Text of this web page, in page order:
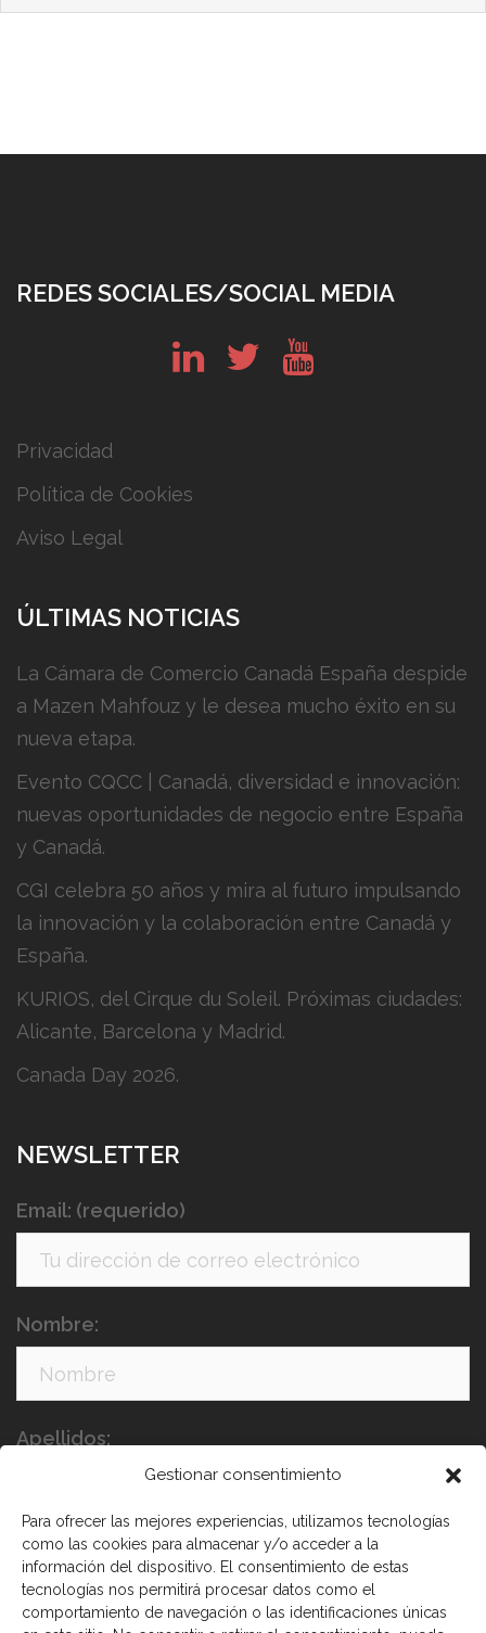
Gestionar consentimiento
Para ofrecer las mejores experiencias, utilizamos tecnologías
como las cookies para almacenar y/o acceder a la
información del dispositivo. El consentimiento de estas
tecnologías nos permitirá procesar datos como el
comportamiento de navegación o las identificaciones únicas
REDES SOCIALES/SOCIAL MEDIA
Privacidad
Política de Cookies
Aviso Legal
ÚLTIMAS NOTICIAS
La Cámara de Comercio Canadá España despide
a Mazen Mahfouz y le desea mucho éxito en su
nueva etapa.
Evento CQCC | Canadá, diversidad e innovación:
nuevas oportunidades de negocio entre España
y Canadá.
CGI celebra 50 años y mira al futuro impulsando
la innovación y la colaboración entre Canadá y
España.
KURIOS, del Cirque du Soleil. Próximas ciudades:
Alicante, Barcelona y Madrid.
Canada Day 2026.
NEWSLETTER
Email: (requerido)
Nombre:
Apellidos: